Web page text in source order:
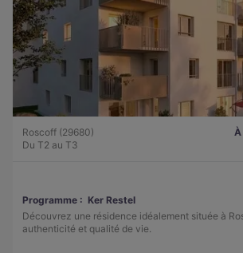
Roscoff (29680)
Du T2 au T3
Programme : Ker Restel
Découvrez une résidence idéalement située à
authenticité et qualité de vie.